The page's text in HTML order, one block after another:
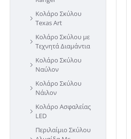
Κολάρο Σκύλου
Texas Art
Κολάρο Σκύλου με
Τεχνητά Διαμάντια
Κολάρο Σκύλου
Ναύλον
Κολάρο Σκύλου
Νάιλον
Κολάρο Ασφαλείας
LED
Περιλαίμιο Σκύλου